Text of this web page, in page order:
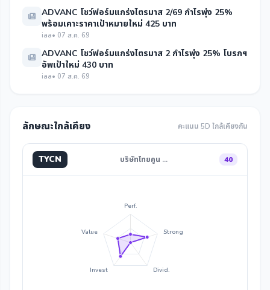
ADVANC โชว์ฟอร์มแกร่งไตรมาส 2/69 กำไรพุ่ง 25%
พร้อมเคาะราคาเป้าหมายใหม่ 425 บาท
iaa• 07 ส.ค. 69
ADVANC โชว์ฟอร์มแกร่งไตรมาส 2 กำไรพุ่ง 25% โบรกฯ
อัพเป้าใหม่ 430 บาท
iaa• 07 ส.ค. 69
ลักษณะใกล้เคียง คะแนน 5D ใกล้เคียงกัน
TYCN บริษัทไทยคูน … 40
Perf.
Strong
Divid.
Invest
Value